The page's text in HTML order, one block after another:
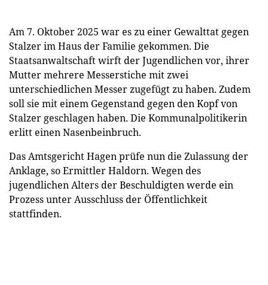
Am 7. Oktober 2025 war es zu einer Gewalttat gegen
Stalzer im Haus der Familie gekommen. Die
Staatsanwaltschaft wirft der Jugendlichen vor, ihrer
Mutter mehrere Messerstiche mit zwei
unterschiedlichen Messer zugefügt zu haben. Zudem
soll sie mit einem Gegenstand gegen den Kopf von
Stalzer geschlagen haben. Die Kommunalpolitikerin
erlitt einen Nasenbeinbruch.
Das Amtsgericht Hagen prüfe nun die Zulassung der
Anklage, so Ermittler Haldorn. Wegen des
jugendlichen Alters der Beschuldigten werde ein
Prozess unter Ausschluss der Öffentlichkeit
stattfinden.